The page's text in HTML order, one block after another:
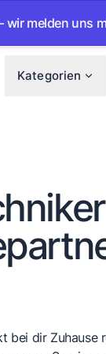
uns mit der
Kategorien
bei dir Zuhause